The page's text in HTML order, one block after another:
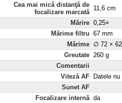
Cea mai mică distanţă de
focalizare marcată
11,6 cm
Mărire 0,25×
Mărime filtru 67 mm
Mărime ∅ 72 ×
Greutate 260 g
Comentarii
Viteză AF
Datele
Sunet AF
Focalizare internă da